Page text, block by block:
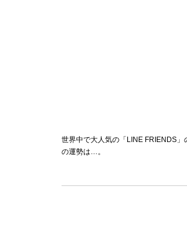
世界中で大人気の「LINE FRIENDS
の運勢は…。